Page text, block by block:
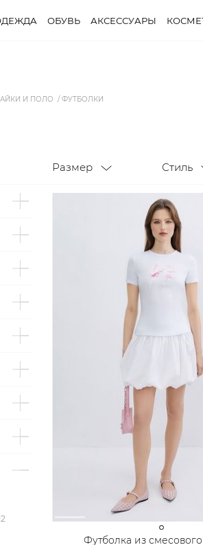
ОБУВЬ АКСЕССУАРЫ
И ПОЛО ФУТБОЛКИ
Размер Стиль
Футболка из